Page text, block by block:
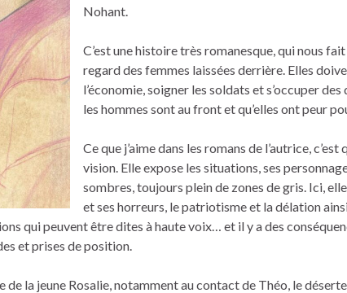
Nohant.
C’est une histoire très romanesque, qui nous
regard des femmes laissées derrière. Elles
l’économie, soigner les soldats et s’occuper
les hommes sont au front et qu’elles ont peur
Ce que j’aime dans les romans de l’autrice, c’est
vision. Elle expose les situations, ses
sombres, toujours plein de zones de gris. Ici,
et ses horreurs, le patriotisme et la délation
qui peuvent être dites à haute voix… et il y a des
et prises de position.
de la jeune Rosalie, notamment au contact de Théo, le